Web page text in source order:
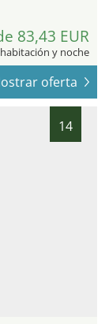
83,43 EUR
y noche
oferta
14